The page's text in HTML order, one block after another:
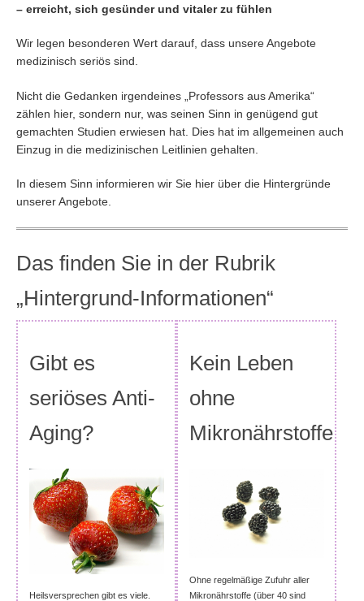
– erreicht, sich gesünder und vitaler zu fühlen
Wir legen besonderen Wert darauf, dass unsere Angebote
medizinisch seriös sind.
Nicht die Gedanken irgendeines „Professors aus Amerika“
zählen hier, sondern nur, was seinen Sinn in genügend gut
gemachten Studien erwiesen hat. Dies hat im allgemeinen auch
Einzug in die medizinischen Leitlinien gehalten.
In diesem Sinn informieren wir Sie hier über die Hintergründe
unserer Angebote.
Das finden Sie in der Rubrik
„Hintergrund-Informationen“
Gibt es
seriöses Anti-
Aging?
Heilsversprechen gibt es viele.
Kein Leben
ohne
Mikronährstoffe
Ohne regelmäßige Zufuhr aller
Mikronährstoffe (über 40 sind